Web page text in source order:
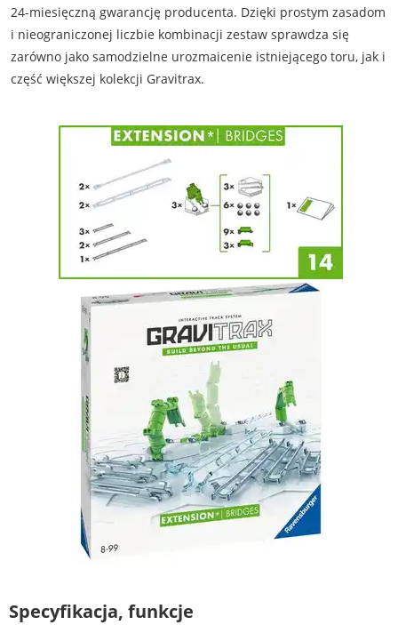
24-miesięczną gwarancję producenta. Dzięki prostym zasadom
i nieograniczonej liczbie kombinacji zestaw sprawdza się
zarówno jako samodzielne urozmaicenie istniejącego toru, jak i
część większej kolekcji Gravitrax.
Specyfikacja, funkcje